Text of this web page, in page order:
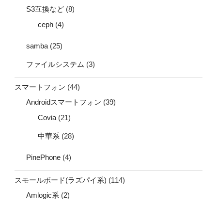
S3互換など (8)
ceph (4)
samba (25)
ファイルシステム (3)
スマートフォン (44)
Androidスマートフォン (39)
Covia (21)
中華系 (28)
PinePhone (4)
スモールボード(ラズパイ系) (114)
Amlogic系 (2)